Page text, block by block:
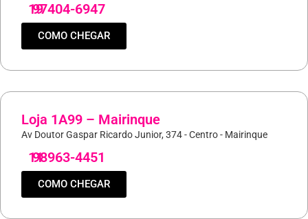
19
97404-6947
COMO CHEGAR
Loja 1A99 – Mairinque
Av Doutor Gaspar Ricardo Junior, 374 - Centro - Mairinque
11
98963-4451
COMO CHEGAR